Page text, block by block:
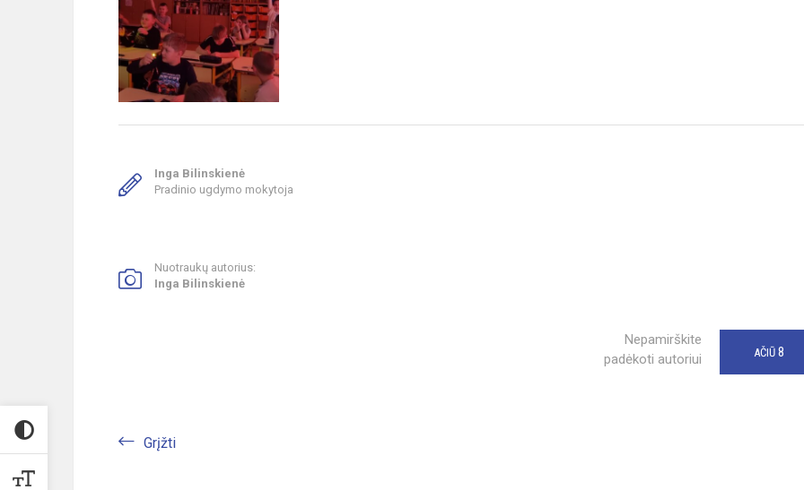
Inga Bilinskienė
Pradinio ugdymo mokytoja
Nuotraukų autorius:
Inga Bilinskienė
Nepamirškite
padėkoti autoriui
AČIŪ 8
Grįžti